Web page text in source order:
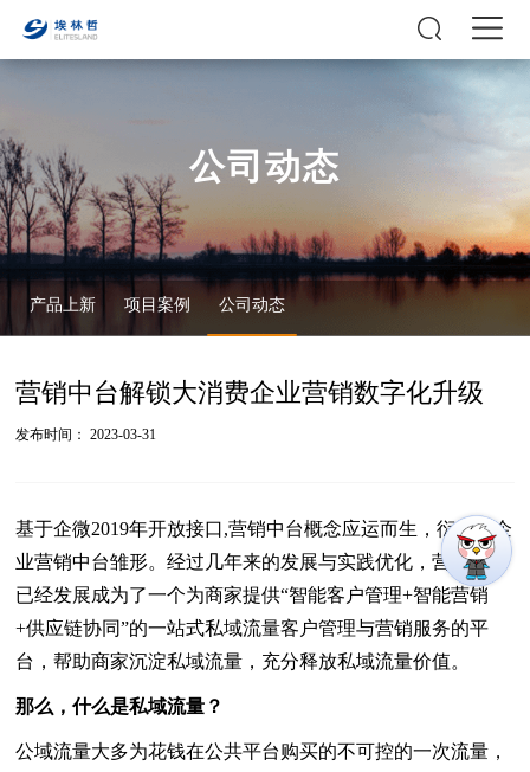
公司动态
产品上新 项目案例 公司动态
营销中台解锁大消费企业营销数字化升级
发布时间： 2023-03-31
基于企微2019年开放接口,营销中台概念应运而生，衍生出企
业营销中台雏形。经过几年来的发展与实践优化，营销中台
已经发展成为了一个为商家提供“智能客户管理+智能营销
+供应链协同”的一站式私域流量客户管理与营销服务的平
台，帮助商家沉淀私域流量，充分释放私域流量价值。
那么，什么是私域流量？
公域流量大多为花钱在公共平台购买的不可控的一次流量，